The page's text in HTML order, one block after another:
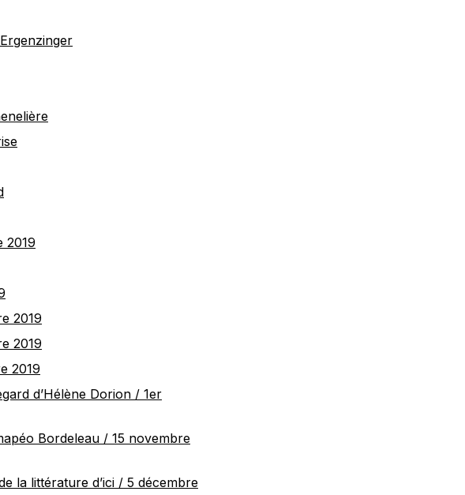
2019
2019
2019
2019
d’Hélène Dorion / 1er
Bordeleau / 15 novembre
la littérature d’ici / 5 décembre